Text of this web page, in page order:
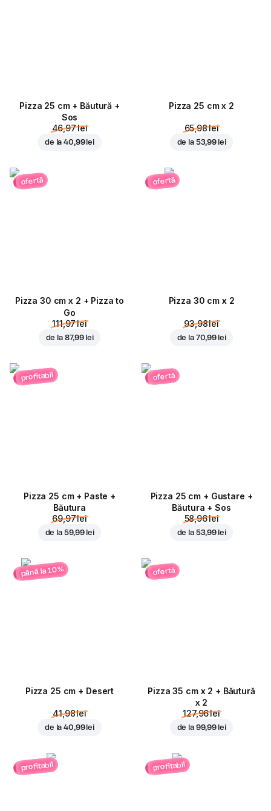
Pizza 25 cm + Băutură +
Sos
46,97 lei
de la40,99 lei
Pizza 25 cm x 2
65,98 lei
de la 53,99 lei
ofertă
Pizza 30 cm x 2 + Pizza to
Go
111,97 lei
de la 87,99 lei
ofertă
Pizza 30 cm x 2
93,98 lei
de la 70,99 lei
profitabil
Pizza 25 cm + Paste +
Băutura
69,97 lei
de la 59,99 lei
ofertă
Pizza 25 cm + Gustare +
Băutura + Sos
58,96 lei
de la 53,99 lei
până la 10%
Pizza 25 cm + Desert
41,98 lei
de la40,99 lei
ofertă
Pizza 35 cm x 2 + Băutură
x 2
127,96 lei
de la 99,99 lei
profitabil profitabil